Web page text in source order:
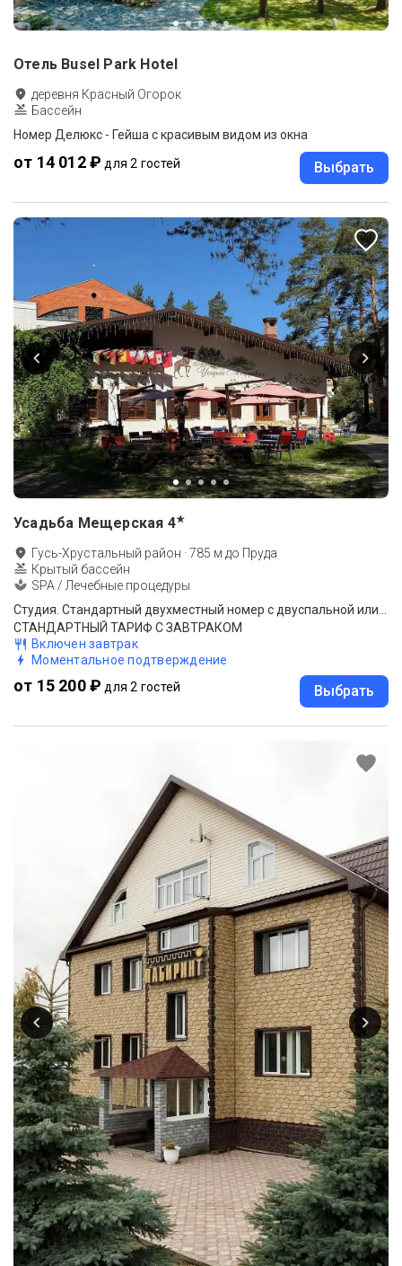
Отель Busel Park Hotel
деревня Красный Огорок
Бассейн
Номер Делюкс - Гейша с красивым видом из окна
от 14 012 ₽ для 2 гостей Выбрать
Усадьба Мещерская 4★
Гусь-Хрустальный район ·785 м до Пруда
Крытый бассейн
SPA / Лечебные процедуры
Студия. Стандартный двухместный номер с двуспальной или 2 односпальными кроватями
СТАНДАРТНЫЙ ТАРИФ С ЗАВТРАКОМ
Включен завтрак
Моментальное подтверждение
от 15 200 ₽ для 2 гостей Выбрать